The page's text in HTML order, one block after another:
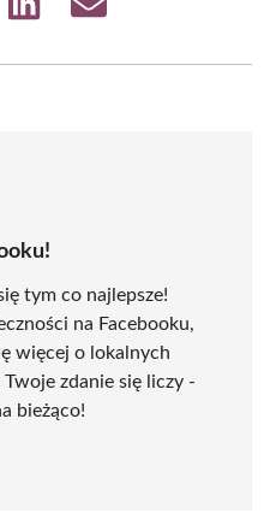
Share
Share
tym co najlepsze!
na Facebooku,
więcej o lokalnych
zdanie się liczy -
bieżąco!